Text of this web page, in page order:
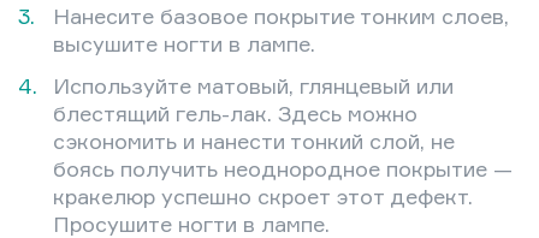
Нанесите базовое покрытие тонким слоев,
высушите ногти в лампе.
Используйте матовый, глянцевый или
блестящий гель-лак. Здесь можно
сэкономить и нанести тонкий слой, не
боясь получить неоднородное покрытие —
кракелюр успешно скроет этот дефект.
Просушите ногти в лампе.